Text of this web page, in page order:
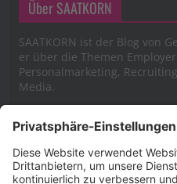
Über SAATKORN
SAATKORN ist der Blog von
er über die Themen
Personalmarketing,
Media.
Impressum